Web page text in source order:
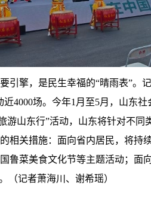
引擎，是民生幸福的“晴雨表”。
4000场。今年1月至5月，山东
游山东行”活动，山东将针对不
相关措施：面向省内居民，将持
鲁菜美食文化节等主题活动；
（记者萧海川、谢希瑶）